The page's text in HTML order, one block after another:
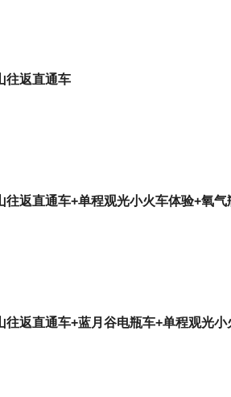
往返直通车
往返直通车+单程观光小火车体验+氧气
往返直通车+蓝月谷电瓶车+单程观光